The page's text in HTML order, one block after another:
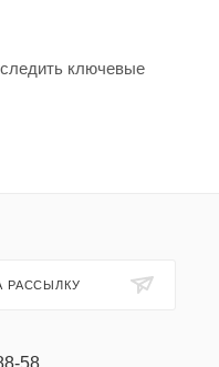
ключевые
РАССЫЛКУ